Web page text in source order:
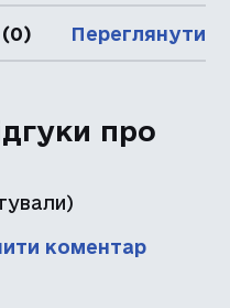
(0) Переглянути
про
коментар